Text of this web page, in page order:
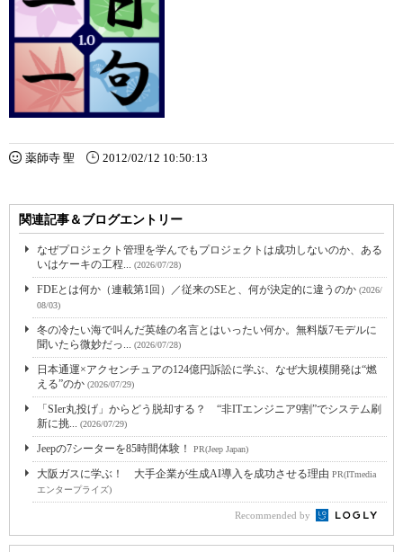
薬師寺 聖 2012/02/12 10:50:13
関連記事＆ブログエントリー
なぜプロジェクト管理を学んでもプロジェクトは成功しないのか、ある
いはケーキの工程... (2026/07/28)
FDEとは何か（連載第1回）／従来のSEと、何が決定的に違うのか (2026/
08/03)
冬の冷たい海で叫んだ英雄の名言とはいったい何か。無料版7モデルに
聞いたら微妙だっ... (2026/07/28)
日本通運×アクセンチュアの124億円訴訟に学ぶ、なぜ大規模開発は“燃
える”のか (2026/07/29)
「SIer丸投げ」からどう脱却する？ “非ITエンジニア9割”でシステム刷
新に挑... (2026/07/29)
Jeepの7シーターを85時間体験！ PR(Jeep Japan)
大阪ガスに学ぶ！ 大手企業が生成AI導入を成功させる理由 PR(ITmedia
エンタープライズ)
Recommended by